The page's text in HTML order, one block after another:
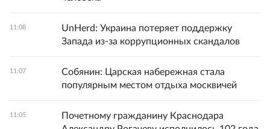
11:08
UnHerd: Украина потеряет поддержку
Запада из-за коррупционных скандалов
11:07
Собянин: Царская набережная стала
популярным местом отдыха москвичей
11:05
Почетному гражданину Краснодара